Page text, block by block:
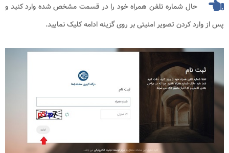
حال شماره تلفن همراه خود را در قسمت مشخص شده وارد کنید و
پس از وارد کردن تصویر امنیتی بر روی گزینه ادامه کلیک نمایید.